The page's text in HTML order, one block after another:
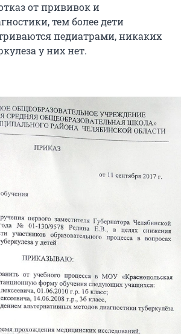
от прививок и
тем более дети
педиатрами, никаких
у них нет.